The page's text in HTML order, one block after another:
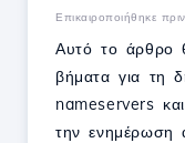
Επικαιροποιήθηκε
Αυτό το άρθρο
βήματα για τη
nameservers
την ενημέρωση